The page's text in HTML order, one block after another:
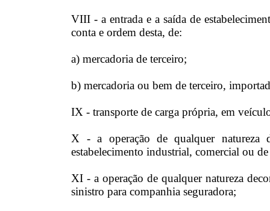
VIII - a entrada e a saída de
conta e ordem desta, de:
a) mercadoria de terceiro;
b) mercadoria ou bem de terceiro,
IX - transporte de carga própria, em
X - a operação de qualquer natureza
estabelecimento industrial, comercial ou
XI - a operação de qualquer natureza
sinistro para companhia seguradora;